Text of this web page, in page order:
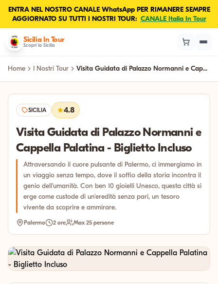
ENTRA NEL NOSTRO CANALE WhatsApp PER RIMANERE SEMPRE
AGGIORNATO SU TUTTI I NOSTRI TOUR: CANALE Italia In Tour
Sicilia In Tour
Scopri la Sicilia
Home I Nostri Tour Visita Guidata di Palazzo Normanni e Cap...
SICILIA 4.8
Visita Guidata di Palazzo Normanni e
Cappella Palatina - Biglietto Incluso
Attraversando il cuore pulsante di Palermo, ci immergiamo in
un viaggio senza tempo, dove il soffio della storia incontra il
genio dell'umanità. Con ben 10 gioielli Unesco, questa città si
erge come custode di un'eredità senza pari, un tesoro
vivente da scoprire e ammirare.
Palermo 2 ore Max 25 persone